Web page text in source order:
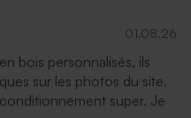
01.08.26
bois personnalisés, ils
sur les photos du site.
super. Je